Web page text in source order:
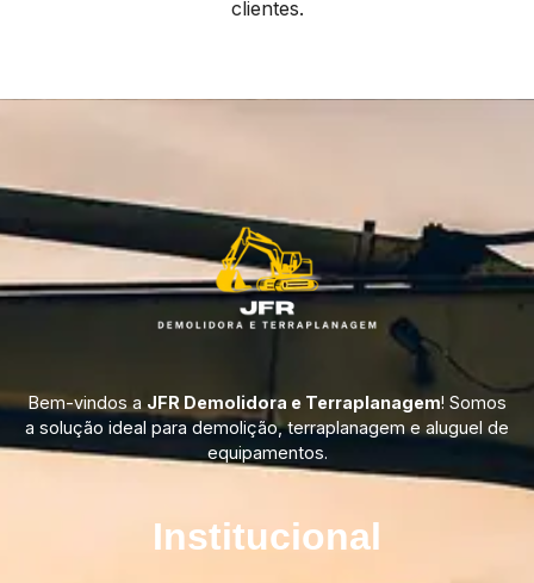
clientes.
Bem-vindos a JFR Demolidora e Terraplanagem! Somos
a solução ideal para demolição, terraplanagem e aluguel de
equipamentos.
Institucional​